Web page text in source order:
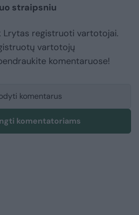
straipsniu
Lrytas registruoti vartotojai.
vartotojų
komentaruose!
komentarus
komentatoriams